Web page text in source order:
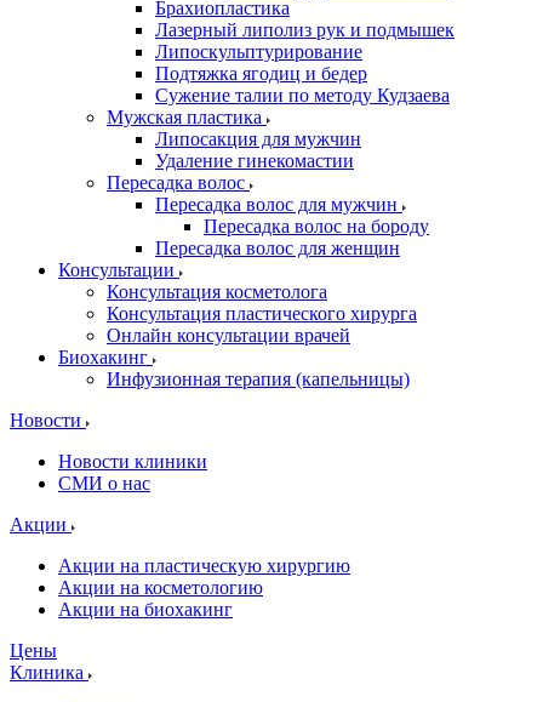
Брахиопластика
Лазерный липолиз рук и подмышек
Липоскульптурирование
Подтяжка ягодиц и бедер
Сужение талии по методу Кудзаева
Мужская пластика
Липосакция для мужчин
Удаление гинекомастии
Пересадка волос
Пересадка волос для мужчин
Пересадка волос на бороду
Пересадка волос для женщин
Консультации
Консультация косметолога
Консультация пластического хирурга
Онлайн консультации врачей
Биохакинг
Инфузионная терапия (капельницы)
Новости
Новости клиники
СМИ о нас
Акции
Акции на пластическую хирургию
Акции на косметологию
Акции на биохакинг
Цены
Клиника